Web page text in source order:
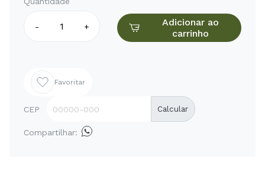
- +
Adicionar ao
carrinho
Favoritar
CEP Calcular
Compartilhar: